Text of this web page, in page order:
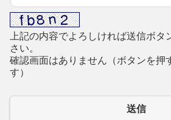
上記の内容でよろしければ送信ボ
さい。
確認画面はありません（ボタンを押
す）
送信